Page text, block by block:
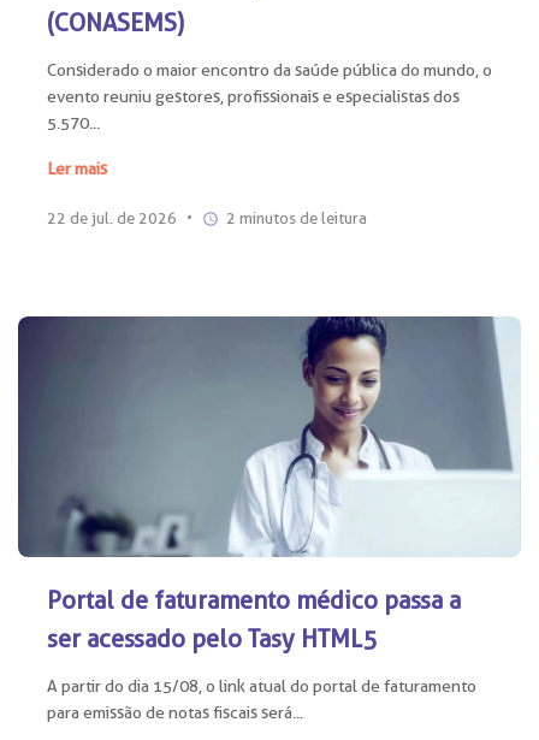
(CONASEMS)
Considerado o maior encontro da saúde pública do mundo, o
evento reuniu gestores, profissionais e especialistas dos
5.570...
Ler mais
22 de jul. de 2026 • 2 minutos de leitura
Portal de faturamento médico passa a
ser acessado pelo Tasy HTML5
A partir do dia 15/08, o link atual do portal de faturamento
para emissão de notas fiscais será...